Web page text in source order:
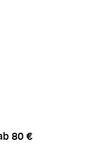
80 €